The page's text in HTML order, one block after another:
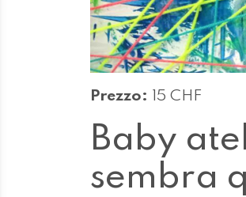
Prezzo: 15 CHF
Baby
sembra